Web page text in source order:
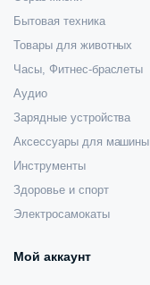
Бытовая техника
Товары для животных
Часы, Фитнес-браслеты
Аудио
Зарядные устройства
Аксессуары для машины
Инструменты
Здоровье и спорт
Электросамокаты
Мой аккаунт